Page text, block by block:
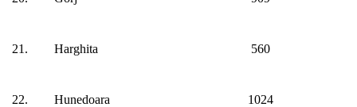
21. Harghita 560
22. Hunedoara 1024